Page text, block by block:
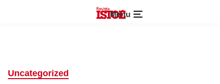
Menu
Uncategorized